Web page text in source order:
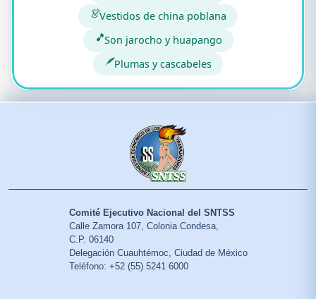
👗Vestidos de china poblana
🎵Son jarocho y huapango
🪶Plumas y cascabeles
Comité Ejecutivo Nacional del SNTSS
Calle Zamora 107, Colonia Condesa,
C.P. 06140
Delegación Cuauhtémoc, Ciudad de México
Teléfono: +52 (55) 5241 6000